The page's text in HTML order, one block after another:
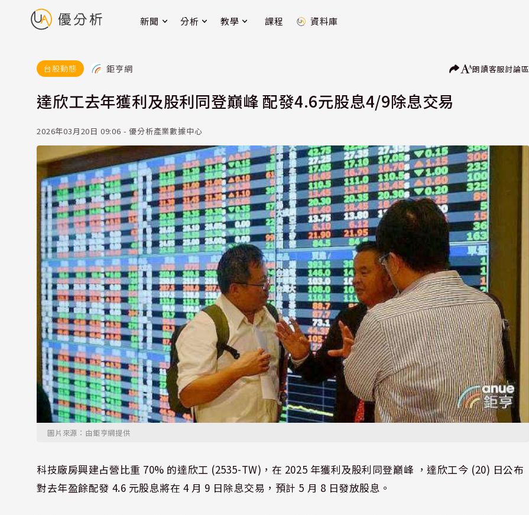
新聞 分析 教學 課程 資料庫
台股動態 鉅亨網 朗讀客服討論區
達欣工去年獲利及股利同登巔峰 配發4.6元股息4/9除息交易
2026年03月20日 09:06 - 優分析產業數據中心
圖片來源：由鉅亨網提供
科技廠房興建占營比重 70% 的達欣工 (2535-TW)，在 2025 年獲利及股利同登巔峰 ，達欣工今 (20) 日公布
對去年盈餘配發 4.6 元股息將在 4 月 9 日除息交易，預計 5 月 8 日發放股息。